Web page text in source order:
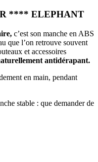
**** ELEPHANT
c’est son manche en ABS
que l’on retrouve souvent
et accessoires
antidérapant.
en main, pendant
stable : que demander de